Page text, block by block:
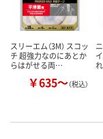
スリーエム（3M） スコッ
チ 超強力なのにあとか
らはがせる両…
￥635～（税込）